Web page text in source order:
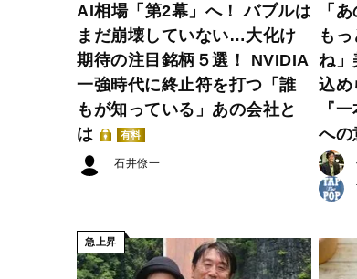
AI相場「第2幕」へ！ バブルは
まだ崩壊していない…大化け
期待の注目銘柄５選！ NVIDIA
一強時代に終止符を打つ「誰
もが知っている」あの会社と
は
有料
石井僚一
「
も
ね」
込
『
への
急上昇